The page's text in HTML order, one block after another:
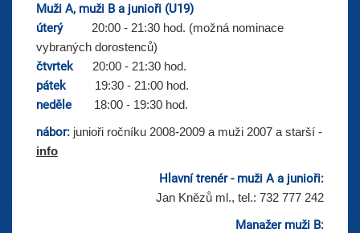
Muži A, muži B a junioři (U19)
úterý20:00 - 21:30 hod. (možná nominace
vybraných dorostenců)
čtvrtek 20:00 - 21:30 hod.
pátek 19:30 - 21:00 hod.
neděle 18:00 - 19:30 hod.
nábor: junioři ročníku 2008-2009 a muži 2007 a starší -
info
Hlavní trenér - muži A a junioři:
Jan Knězů ml., tel.: 732 777 242
Manažer muži B: